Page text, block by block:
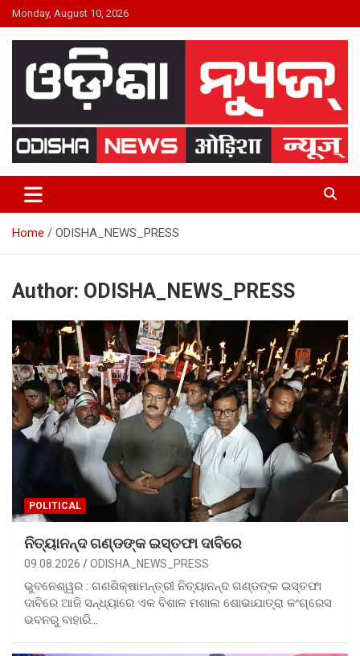
Skip
to
content
Monday, August 10, 2026
ODISHA NEWS
Home ODISHA_NEWS_PRESS
Author: ODISHA_NEWS_PRESS
POLITICAL
ନିତ୍ୟାନନ୍ଦ ଗଣ୍ଡଙ୍କ ଇସ୍ତଫା ଦାବିରେ
09.08.2026 ODISHA_NEWS_PRESS
ଭୁବନେଶ୍ୱର : ଗଣଶିକ୍ଷାମନ୍ତ୍ରୀ ନିତ୍ୟାନନ୍ଦ ଗଣ୍ଡଙ୍କ ଇସ୍ତଫା
ଦାବିରେ ଆଜି ସନ୍ଧ୍ୟାରେ ଏକ ବିଶାଳ ମଶାଲ ଶୋଭାଯାତ୍ରା କଂଗ୍ରେସ
ଭବନରୁ ବାହାରି…